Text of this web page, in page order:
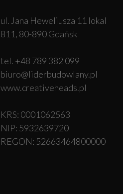
ul. Jana Heweliusza 11 lokal
811, 80-890 Gdańsk
tel. +48 789 382 099
biuro@liderbudowlany.pl
www.creativeheads.pl
KRS: 0001062563
NIP: 5932639720
REGON: 52663464800000